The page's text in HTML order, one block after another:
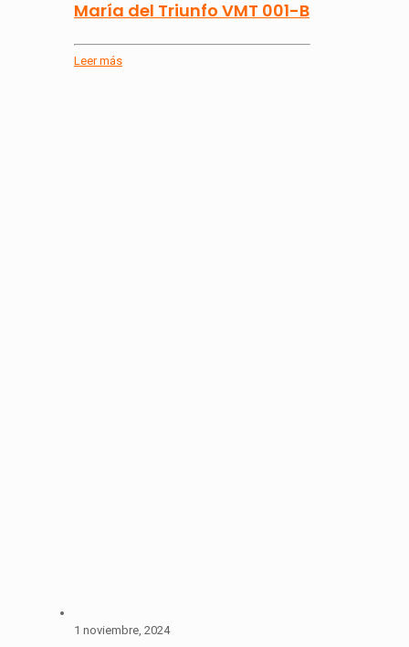
María del Triunfo VMT 001-B
Leer más
1 noviembre, 2024